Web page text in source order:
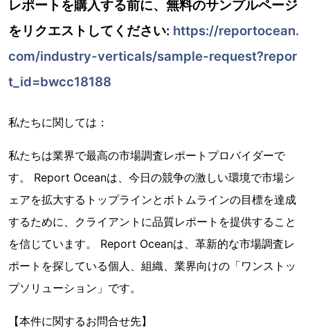
レポートを購入する前に、無料のサンプルページ
をリクエストしてください: https://reportocean.
com/industry-verticals/sample-request?repor
t_id=bwcc18188
私たちに関しては：
私たちは業界で最高の市場調査レポートプロバイダーで
す。 Report Oceanは、今日の競争の激しい環境で市場シ
ェアを拡大するトップラインとボトムラインの目標を達成
するために、クライアントに品質レポートを提供すること
を信じています。 Report Oceanは、革新的な市場調査レ
ポートを探している個人、組織、業界向けの「ワンストッ
プソリューション」です。
【本件に関するお問合せ先】